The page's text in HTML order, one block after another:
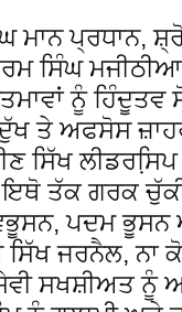
ਮਾਨ ਪ੍ਰਧਾਨ,
ਸਿੰਘ
ਨੂੰ ਹਿੰਦੂਤਵ
ਤੇ ਅਫਸੋਸ
ਸਿੱਖ
ਤੱਕ ਗਰਕ ਚੁੱਕੀ
ਪਦਮ ਭੂਸਨ
ਜਰਨੈਲ, ਨਾ
ਸਖਸ਼ੀਅਤ ਨੂੰ